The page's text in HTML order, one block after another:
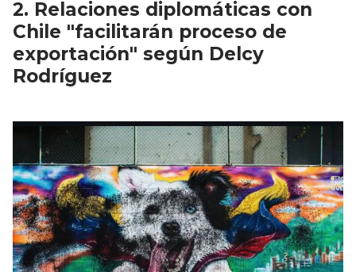
Relaciones diplomáticas con
Chile "facilitarán proceso de
exportación" según Delcy
Rodríguez